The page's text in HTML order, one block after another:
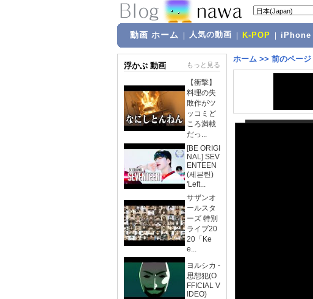
動画 ホーム 人気の動画 K-POP iPhone
浮かぶ 動画 もっと見る
【衝撃】
料理の失
敗作がツ
ッコミど
ころ満載
だっ...
[BE ORIGI
NAL] SEV
ENTEEN
(세븐틴)
'Left...
サザンオ
ールスタ
ーズ 特別
ライブ20
20「Ke
e...
ヨルシカ -
思想犯(O
FFICIAL V
IDEO)
ホーム >> 前のページ